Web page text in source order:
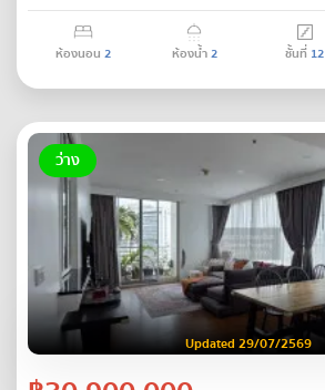
ห้องนอน 2 ห้องน้ำ2 ชั้นที่ 12
ว่าง
Updated 29/07/2569